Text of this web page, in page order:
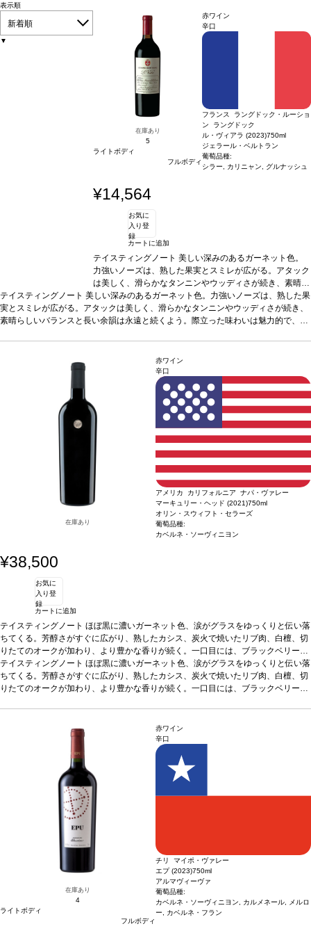
表示順
新着順
▼
在庫あり
5
ライトボディ
フルボディ
赤ワイン
辛口
フランス ラングドック・ルーショ
ン ラングドック
ル・ヴィアラ (2023)750ml
ジェラール・ベルトラン
葡萄品種:
シラー, カリニャン, グルナッシュ
¥14,564
お気に
入り登
録
カートに追加
テイスティングノート美しい深みのあるガーネット色。
力強いノーズは、熟した果実とスミレが広がる。アタック
は美しく、滑らかなタンニンやウッディさが続き、素晴ら
しいバランスと長い余韻は永遠と続くよう。際立った味わ
いは魅力的で、長い熟成のポテンシャルを予感させる。
合う料理グリルした赤身肉、ジビエ、熟成チーズなどと
テージが在庫切れの場合、在庫があり価格が同様の場合は
自動的に次のヴィンテージに変更されます、ご了承くださ
テイスティングノート 美しい深みのあるガーネット色。力強いノーズは、熟した果
実とスミレが広がる。アタックは美しく、滑らかなタンニンやウッディさが続き、
素晴らしいバランスと長い余韻は永遠と続くよう。際立った味わいは魅力的で、長
*本ヴィンテージが在庫切れの場合、在庫があり
価格が同様の場合は自動的に次のヴィンテージに変更されます、ご了承ください。
在庫あり
赤ワイン
辛口
アメリカ カリフォルニア ナパ・ヴァレー
マーキュリー・ヘッド (2021)750ml
オリン・スウィフト・セラーズ
葡萄品種:
カベルネ・ソーヴィニヨン
¥38,500
お気に
入り登
録
カートに追加
テイスティングノート ほぼ黒に濃いガーネット色、涙がグラスをゆっくりと伝い落
ちてくる。芳醇さがすぐに広がり、熟したカシス、炭火で焼いたリブ肉、白檀、切
りたてのオークが加わり、より豊かな香りが続く。一口目には、ブラックベリー、
ブラックプラム、フェンネル、リコリス、ダークチョコレートが織りなす、複雑で
多層な味わいを感じる。層が解きほぐされ、カシスの深い風味を核とした、リッチ
でバランスが表れる。甘美な余韻のフィニッシュが残り、石灰のような柔らかいテ
ンテージに変更されます、ご了承ください。
テイスティングノート ほぼ黒に濃いガーネット色、涙がグラスをゆっくりと伝い落
ちてくる。芳醇さがすぐに広がり、熟したカシス、炭火で焼いたリブ肉、白檀、切
りたてのオークが加わり、より豊かな香りが続く。一口目には、ブラックベリー、
でバランスが表れる。甘美な余韻のフィニッシュが残り、石灰のような柔らかいテ
クスチャーのタンニンで締めくくられる。葡萄品種
ヴィンテージが在庫切れの場合、在庫があり価格が同様の場合は自動的に次のヴィ
ンテージに変更されます、ご了承ください。
在庫あり
4
ライトボディ
フルボディ
赤ワイン
辛口
チリ マイポ・ヴァレー
エプ (2023)750ml
アルマヴィーヴァ
葡萄品種:
カベルネ・ソーヴィニヨン, カルメネール, メルロ
ー, カベルネ・フラン